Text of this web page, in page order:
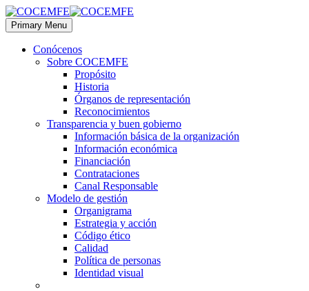
Primary Menu
Conócenos
Sobre COCEMFE
Propósito
Historia
Órganos de representación
Reconocimientos
Transparencia y buen gobierno
Información básica de la organización
Información económica
Financiación
Contrataciones
Canal Responsable
Modelo de gestión
Organigrama
Estrategia y acción
Código ético
Calidad
Política de personas
Identidad visual